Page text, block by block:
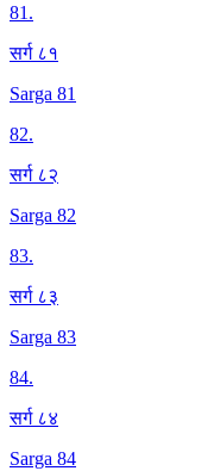
81.
सर्ग ८१
Sarga 81
82.
सर्ग ८२
Sarga 82
83.
सर्ग ८३
Sarga 83
84.
सर्ग ८४
Sarga 84